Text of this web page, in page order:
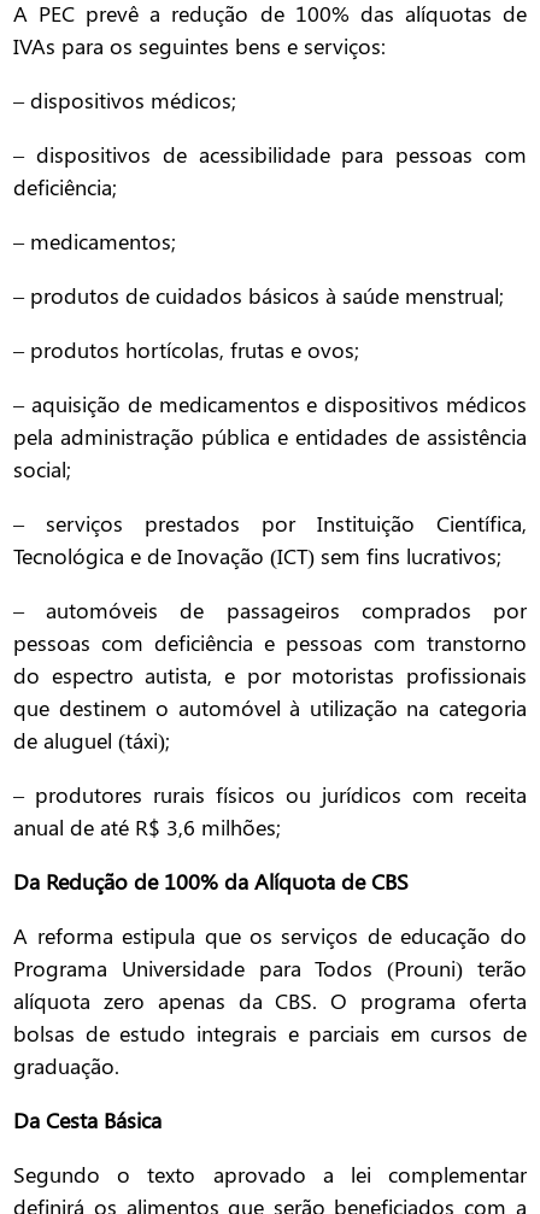
A PEC prevê a redução de 100% das alíquotas de
IVAs para os seguintes bens e serviços:
– dispositivos médicos;
– dispositivos de acessibilidade para pessoas com
deficiência;
– medicamentos;
– produtos de cuidados básicos à saúde menstrual;
– produtos hortícolas, frutas e ovos;
– aquisição de medicamentos e dispositivos médicos
pela administração pública e entidades de assistência
social;
– serviços prestados por Instituição Científica,
Tecnológica e de Inovação (ICT) sem fins lucrativos;
– automóveis de passageiros comprados por
pessoas com deficiência e pessoas com transtorno
do espectro autista, e por motoristas profissionais
que destinem o automóvel à utilização na categoria
de aluguel (táxi);
– produtores rurais físicos ou jurídicos com receita
anual de até R$ 3,6 milhões;
Da Redução de 100% da Alíquota de CBS
A reforma estipula que os serviços de educação do
Programa Universidade para Todos (Prouni) terão
alíquota zero apenas da CBS. O programa oferta
bolsas de estudo integrais e parciais em cursos de
graduação.
Da Cesta Básica
Segundo o texto aprovado a lei complementar
definirá os alimentos que serão beneficiados com a